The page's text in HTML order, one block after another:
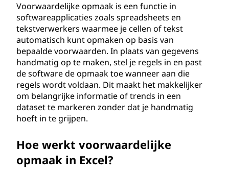
Voorwaardelijke opmaak is een functie in
softwareapplicaties zoals spreadsheets en
tekstverwerkers waarmee je cellen of tekst
automatisch kunt opmaken op basis van
bepaalde voorwaarden. In plaats van gegevens
handmatig op te maken, stel je regels in en past
de software de opmaak toe wanneer aan die
regels wordt voldaan. Dit maakt het makkelijker
om belangrijke informatie of trends in een
dataset te markeren zonder dat je handmatig
hoeft in te grijpen.
Hoe werkt voorwaardelijke
opmaak in Excel?